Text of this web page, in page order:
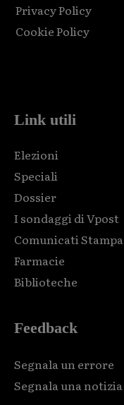
Privacy Policy
Cookie Policy
Link utili
Elezioni
Speciali
Dossier
I sondaggi di Vpost
Comunicati Stampa
Farmacie
Biblioteche
Feedback
Segnala un errore
Segnala una notizia